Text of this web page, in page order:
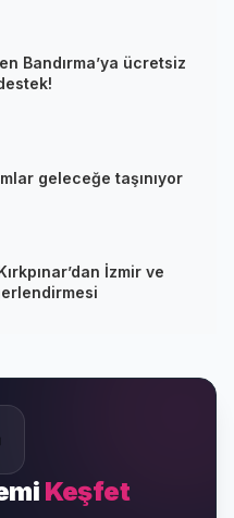
Bandırma’ya ücretsiz
geleceğe taşınıyor
İzmir ve
Keşfet